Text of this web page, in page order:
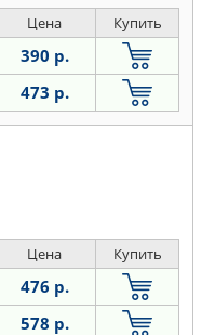
Цена Купить
390 р.
473 р.
Цена Купить
476 р.
578 р.